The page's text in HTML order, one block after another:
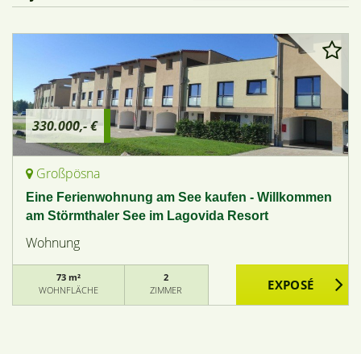
330.000,- €
Großpösna
Eine Ferienwohnung am See kaufen - Willkommen
am Störmthaler See im Lagovida Resort
Wohnung
73 m²
WOHNFLÄCHE
2
ZIMMER